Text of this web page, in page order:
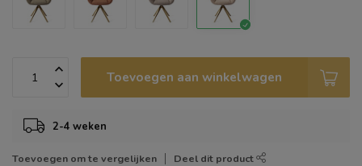
Toevoegen aan winkelwagen
2-4 weken
Toevoegen om te vergelijken Deel dit product